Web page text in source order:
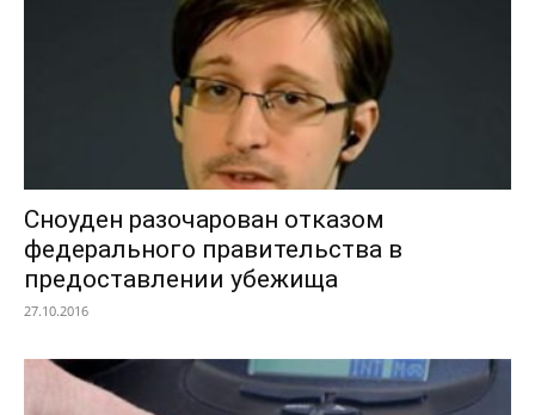
Сноуден разочарован отказом
федерального правительства в
предоставлении убежища
27.10.2016